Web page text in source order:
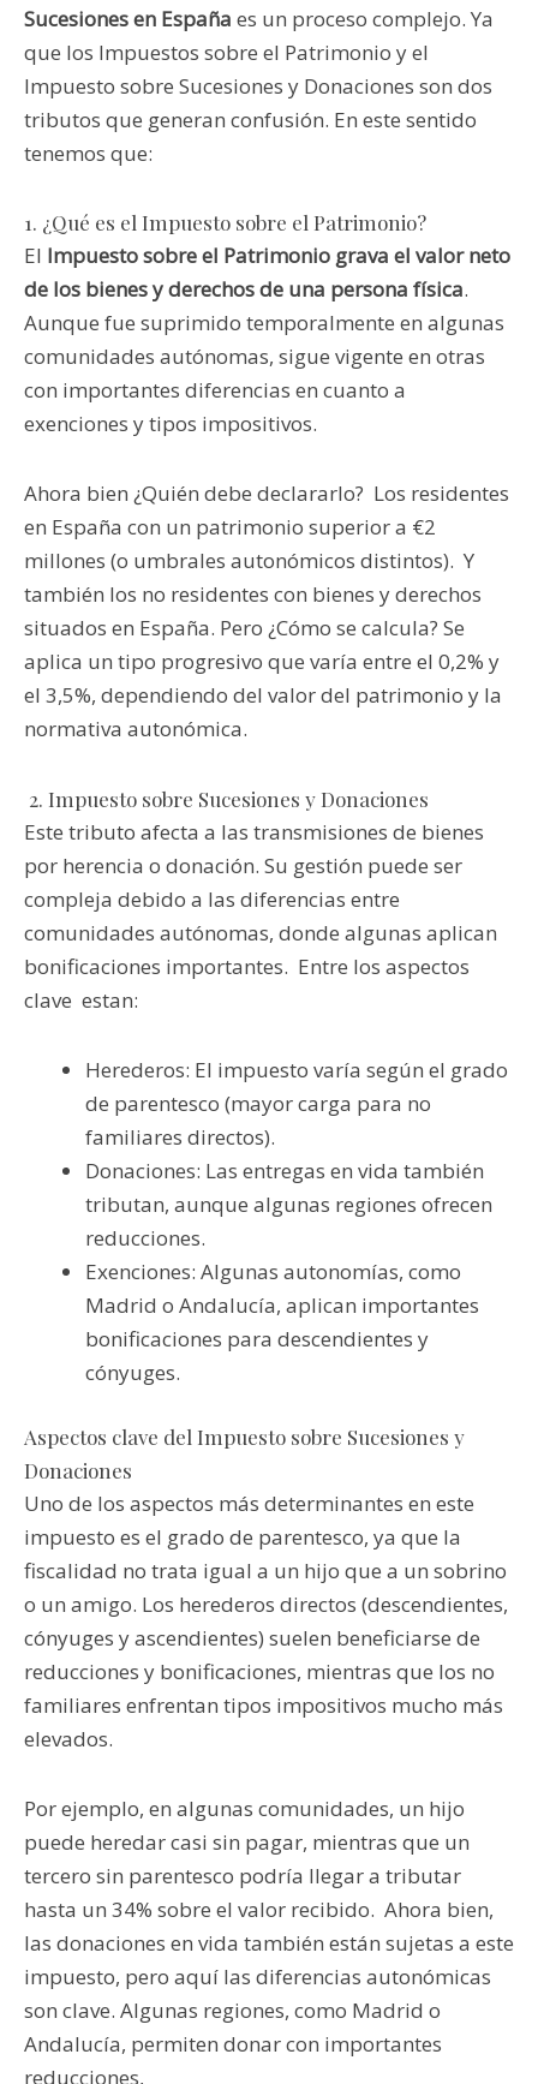
Sucesiones en España es un proceso complejo. Ya
que los Impuestos sobre el Patrimonio y el
Impuesto sobre Sucesiones y Donaciones son dos
tributos que generan confusión. En este sentido
tenemos que:
1. ¿Qué es el Impuesto sobre el Patrimonio?
El Impuesto sobre el Patrimonio grava el valor neto
de los bienes y derechos de una persona física.
Aunque fue suprimido temporalmente en algunas
comunidades autónomas, sigue vigente en otras
con importantes diferencias en cuanto a
exenciones y tipos impositivos.
Ahora bien ¿Quién debe declararlo? Los residentes
en España con un patrimonio superior a €2
millones (o umbrales autonómicos distintos). Y
también los no residentes con bienes y derechos
situados en España. Pero ¿Cómo se calcula? Se
aplica un tipo progresivo que varía entre el 0,2% y
el 3,5%, dependiendo del valor del patrimonio y la
normativa autonómica.
2. Impuesto sobre Sucesiones y Donaciones
Este tributo afecta a las transmisiones de bienes
por herencia o donación. Su gestión puede ser
compleja debido a las diferencias entre
comunidades autónomas, donde algunas aplican
bonificaciones importantes. Entre los aspectos
clave estan:
Herederos: El impuesto varía según el grado
de parentesco (mayor carga para no
familiares directos).
Donaciones: Las entregas en vida también
tributan, aunque algunas regiones ofrecen
reducciones.
Exenciones: Algunas autonomías, como
Madrid o Andalucía, aplican importantes
bonificaciones para descendientes y
cónyuges.
Aspectos clave del Impuesto sobre Sucesiones y
Donaciones
Uno de los aspectos más determinantes en este
impuesto es el grado de parentesco, ya que la
fiscalidad no trata igual a un hijo que a un sobrino
o un amigo. Los herederos directos (descendientes,
cónyuges y ascendientes) suelen beneficiarse de
reducciones y bonificaciones, mientras que los no
familiares enfrentan tipos impositivos mucho más
elevados.
Por ejemplo, en algunas comunidades, un hijo
puede heredar casi sin pagar, mientras que un
tercero sin parentesco podría llegar a tributar
hasta un 34% sobre el valor recibido. Ahora bien,
las donaciones en vida también están sujetas a este
impuesto, pero aquí las diferencias autonómicas
son clave. Algunas regiones, como Madrid o
Andalucía, permiten donar con importantes
reducciones,